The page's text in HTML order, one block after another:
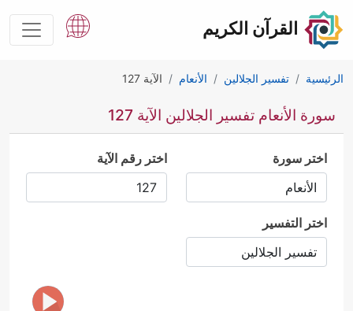
القرآن الكريم
الرئيسية تفسير الجلالين الأنعام الآية 127
سورة الأنعام تفسير الجلالين الآية 127
اختر سورة اختر رقم الآية
اختر التفسير